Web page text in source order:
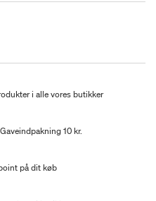
i alle vores butikker
Gaveindpakning 10 kr.
på dit køb